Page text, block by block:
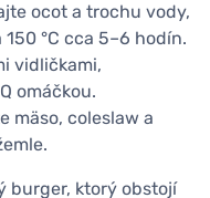
ocot a trochu vody,
°C cca 5–6 hodín.
vidličkami,
omáčkou.
mäso, coleslaw a
burger, ktorý obstojí